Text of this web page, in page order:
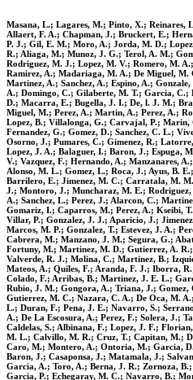
Masana, L.; Lagares, M.; Pinto, X.; Reinares,
Allaert, F. A.; Chapman, J.; Bruckert, E.;
P. J.; Gil, E. M.; Moro, A.; Jorda, M. D.;
R.; Aliaga, M.; Munoz, J. G.; Terol, A. M.;
Rodriguez, M. J.; Lopez, M. V.; Romero, M.
Ramirez, A.; Madariaga, M. A.; De Miguel,
Martinez, A.; Sanchez, A.; Espino, A.;
A.; Domingo, C.; Gilaberte, M. T.; Garcia, C.;
D.; Macarra, E.; Bugella, J. I.; De, l. J. M.;
Miguel, M.; Perez, A.; Martin, A.; Perez, A.;
Lopez, B.; Villalonga, G.; Carvajal, P.; Marin,
Fernandez, G.; Gomez, D.; Sanchez, C. L.;
Osorno, J.; Pumares, C.; Gimenez, R.;
Lopez, J. A.; Balaguer, I.; Baron, J.; Espuga,
V.; Vazquez, F.; Hernando, A.; Manzanares,
Alonso, M. L.; Gomez, L.; Roca, J.; Ayus, B.
Barrilero, E.; Jimenez, M. C.; Carratala, M.
J.; Montoro, J.; Muncharaz, M. E.;
A.; Sanchez, L.; Perez, J.; Alarcon, C.;
Gomariz, I.; Caparros, M.; Perez, A.; Kseibi,
Villar, P.; Gonzalez, J. J.; Aparicio, J.;
Marcos, M. P.; Gonzalez, T.; Estevez, J. A.;
Cabrera, M.; Manzano, J. M.; Segura, G.;
Fortuny, M.; Martinez, M. D.; Gutierrez, A.
Valverde, R. J.; Molina, C.; Martinez, B.;
Mateos, A.; Quiles, F.; Aranda, F. J.; Iborra,
Colado, F.; Arribas, B.; Martinez, J. E. L.;
Rubio, J. M.; Gongora, A.; Triana, J.;
Gutierrez, M. C.; Nazara, C. A.; De Oca, M.
L.; Duran, F.; Pena, J. E.; Navarro, S.;
A.; De La Escosura, A.; Perez, F.; Solera, J.;
Caldelas, S.; Albinana, F.; Lopez, J. F.;
M. L.; Calvillo, M. R.; Cruz, T.; Capitan, M.;
Caro, M.; Montero, A.; Ontoria, M.; Garcia,
Baron, J.; Casaponsa, J.; Matamala, J.;
Garcia, A.; Toro, A.; Berna, J. R.; Zornoza,
Garcia, P.; Echegaray, M. C.; Navarro, B.;